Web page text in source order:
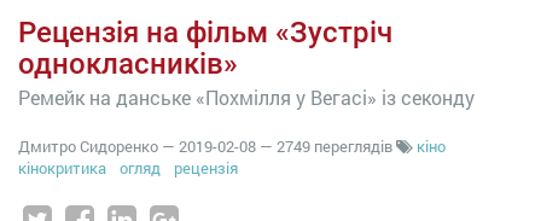
Рецензія на фільм «Зустріч
однокласників»
Ремейк на данське «Похмілля у Вегасі» із секонду
Дмитро Сидоренко — 2019-02-08 — 2749 переглядів
кіно
кінокритика
огляд рецензія